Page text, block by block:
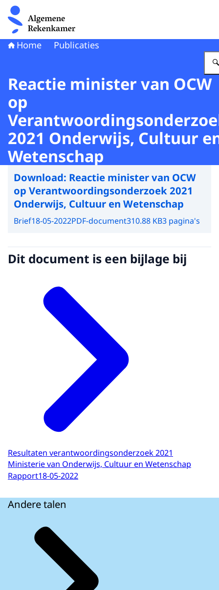
Naar de homepage van Algemene Rekenkamer
Home Publicaties
Reactie minister van OCW
op
2021 Onderwijs, Cultuur
Wetenschap
Download: Reactie minister van OCW
op Verantwoordingsonderzoek 2021
Onderwijs, Cultuur en Wetenschap
Brief18-05-2022PDF-document310.88 KB3 pagina's
Dit document is een bijlage bij
Resultaten verantwoordingsonderzoek 2021
Ministerie van Onderwijs, Cultuur en Wetenschap
Rapport18-05-2022
Andere talen